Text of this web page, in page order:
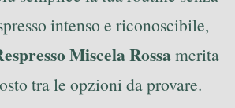
intenso e riconoscibile,
Miscela Rossamerita
tra le opzioni da provare.